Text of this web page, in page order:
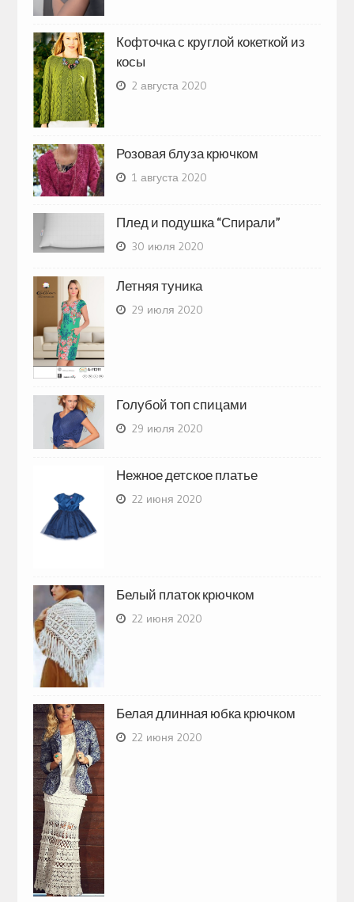
Кофточка с круглой кокеткой из
косы
2 августа 2020
Розовая блуза крючком
1 августа 2020
Плед и подушка “Спирали”
30 июля 2020
Летняя туника
29 июля 2020
Голубой топ спицами
29 июля 2020
Нежное детское платье
22 июня 2020
Белый платок крючком
22 июня 2020
Белая длинная юбка крючком
22 июня 2020